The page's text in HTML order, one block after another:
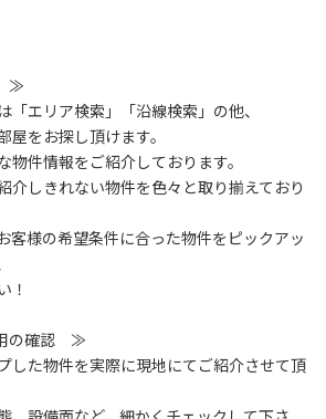
≫
「エリア検索」「沿線検索」の他、
をお探し頂けます。
物件情報をご紹介しております。
介しきれない物件を色々と取り揃えており
客様の希望条件に合った物件をピックアッ
！
の確認 ≫
した物件を実際に現地にてご紹介させて頂